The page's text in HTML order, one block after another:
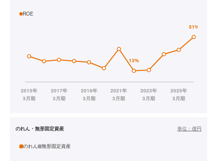
ROE
のれん・無形固定資産 単位： 億円
のれん 無形固定資産